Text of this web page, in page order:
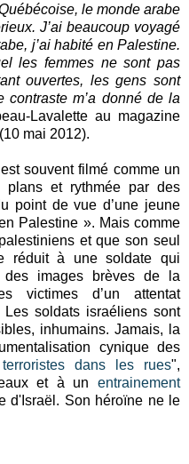
le monde arabe
J’ai beaucoup voyagé
j’ai habité en Palestine.
les femmes ne sont pas
ouvertes, les gens sont
con­traste m’a donné de la
Lavalette au magazine
(10 mai 2012).
est souvent filmé comme un
plans et rythmée par des
point de vue d’une jeune
Palestine ». Mais comme
et que son seul
réduit à une soldate qui
images brèves de la
victimes d’un attentat
soldats israéliens sont
inhumains. Jamais, la
cynique des
dans les rues",
et à un entrainement
d'Israël. Son héroïne ne le